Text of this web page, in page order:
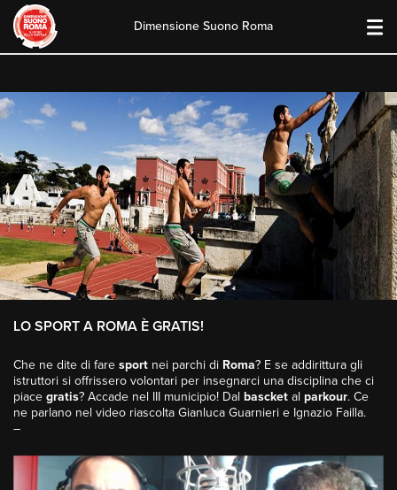
content
Dimensione Suono Roma
LO SPORT A ROMA È GRATIS!
Che ne dite di fare sport nei parchi di Roma? E se addirittura gli
istruttori si offrissero volontari per insegnarci una disciplina che ci
piace gratis? Accade nel III municipio! Dal bascket al parkour. Ce
ne parlano nel video riascolta Gianluca Guarnieri e Ignazio Failla.
–
Video